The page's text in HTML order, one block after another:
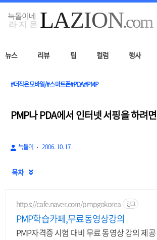
뉴스 리뷰 팁 컬럼 행사
#더작은모바일/#스마트폰#PDA#PMP
PMP나 PDA에서 인터넷 서핑을 하려면
늑돌이 2006. 10. 17.
목차 
https://cafe.naver.com/pmpgokorea 광고
PMP학습카페,무료동영상강의
PMP자격증 시험 대비 무료 동영상 강의 제공